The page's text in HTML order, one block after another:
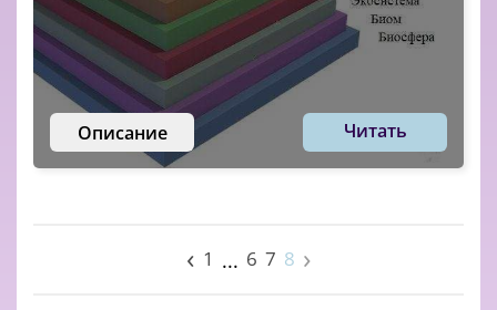
Описание Читать
‹ 1 ... 6 7 8 ›